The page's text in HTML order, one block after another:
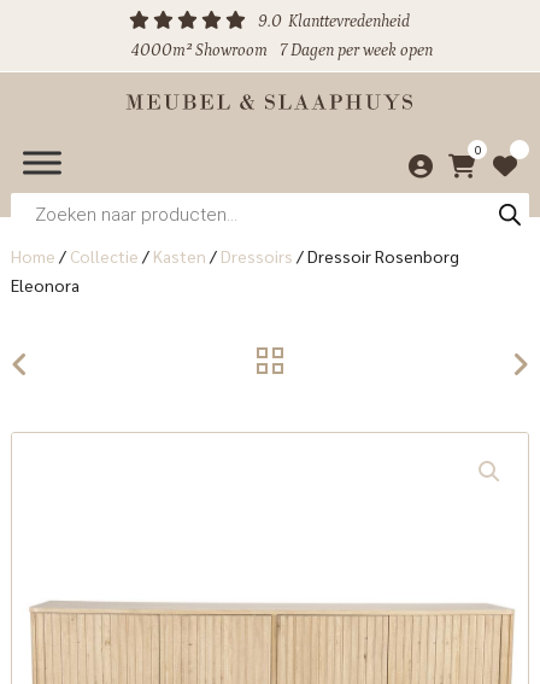
9.0 Klanttevredenheid
4000m² Showroom
7 Dagen per week open
0
Producten
zoeken
Home / Collectie / Kasten / Dressoirs /Dressoir Rosenborg
Eleonora